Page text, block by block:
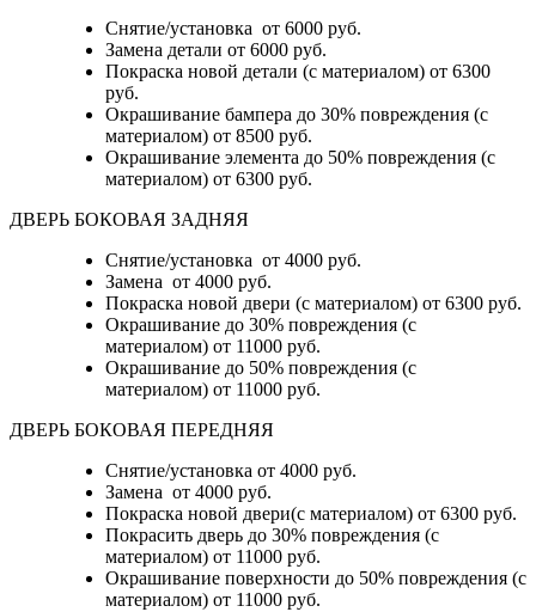
Снятие/установка от 6000 руб.
Замена детали от 6000 руб.
Покраска новой детали (с материалом) от 6300
руб.
Окрашивание бампера до 30% повреждения (с
материалом) от 8500 руб.
Окрашивание элемента до 50% повреждения (с
материалом) от 6300 руб.
ДВЕРЬ БОКОВАЯ ЗАДНЯЯ
Снятие/установка от 4000 руб.
Замена от 4000 руб.
Покраска новой двери (с материалом) от 6300 руб.
Окрашивание до 30% повреждения (с
материалом) от 11000 руб.
Окрашивание до 50% повреждения (с
материалом) от 11000 руб.
ДВЕРЬ БОКОВАЯ ПЕРЕДНЯЯ
Снятие/установка от 4000 руб.
Замена от 4000 руб.
Покраска новой двери(с материалом) от 6300 руб.
Покрасить дверь до 30% повреждения (с
материалом) от 11000 руб.
Окрашивание поверхности до 50% повреждения (с
материалом) от 11000 руб.